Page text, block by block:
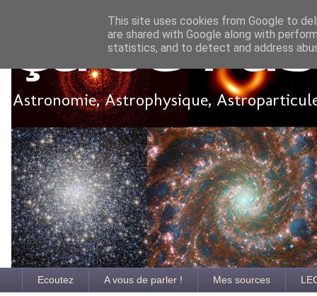
Ça se
Astronomie, Astrophysique,
Ecoutez A vous de parler ! Mes sources
This site uses cookies from Google to
are shared with Google along with
statistics, and to detect and address